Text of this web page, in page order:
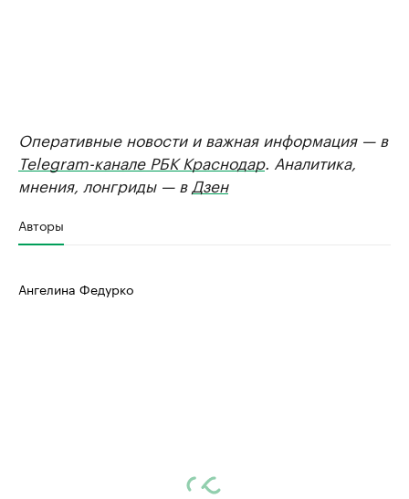
Оперативные новости и важная информация — в
Telegram-канале РБК Краснодар. Аналитика,
мнения, лонгриды — в Дзен
Авторы
Ангелина Федурко